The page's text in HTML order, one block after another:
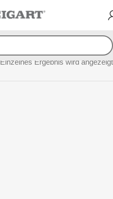
Einzelnes Ergebnis wird angezeigt